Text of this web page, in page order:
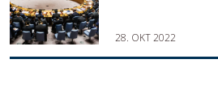
28. OKT 2022